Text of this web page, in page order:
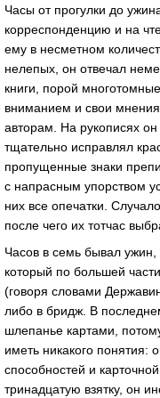
Часы от прогулки до
корреспонденцию и на
ему в несметном
нелепых, он отвечал
книги, порой
вниманием и свои
авторам. На рукописях
тщательно исправлял
пропущенные знаки
с напрасным упорством
них все опечатки.
после чего их тотчас
Часов в семь бывал
который по большей
(говоря словами
либо в бридж. В
шлепанье картами,
иметь никакого понятия:
способностей и
тринадцатую взятку, он